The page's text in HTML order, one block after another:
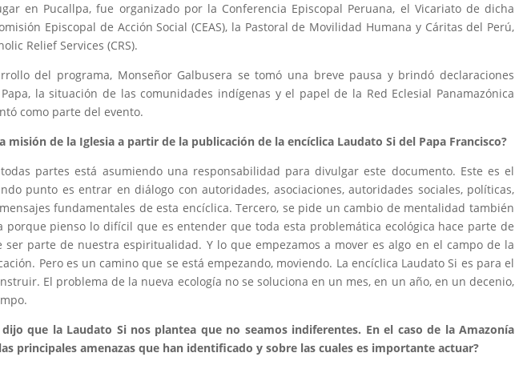
en Pucallpa, fue organizado por la Conferencia Episcopal Peruana, el Vicariato de dicha
Episcopal de Acción Social (CEAS), la Pastoral de Movilidad Humana y Cáritas del Perú,
Relief Services (CRS).
del programa, Monseñor Galbusera se tomó una breve pausa y brindó declaraciones
la situación de las comunidades indígenas y el papel de la Red Eclesial Panamazónica
como parte del evento.
misión de la Iglesia a partir de la publicación de la encíclica Laudato Si del Papa Francisco?
partes está asumiendo una responsabilidad para divulgar este documento. Este es el
punto es entrar en diálogo con autoridades, asociaciones, autoridades sociales, políticas,
fundamentales de esta encíclica. Tercero, se pide un cambio de mentalidad también
pienso lo difícil que es entender que toda esta problemática ecológica hace parte de
parte de nuestra espiritualidad. Y lo que empezamos a mover es algo en el campo de la
Pero es un camino que se está empezando, moviendo. La encíclica Laudato Si es para el
El problema de la nueva ecología no se soluciona en un mes, en un año, en un decenio,
que la Laudato Si nos plantea que no seamos indiferentes. En el caso de la Amazonía
principales amenazas que han identificado y sobre las cuales es importante actuar?